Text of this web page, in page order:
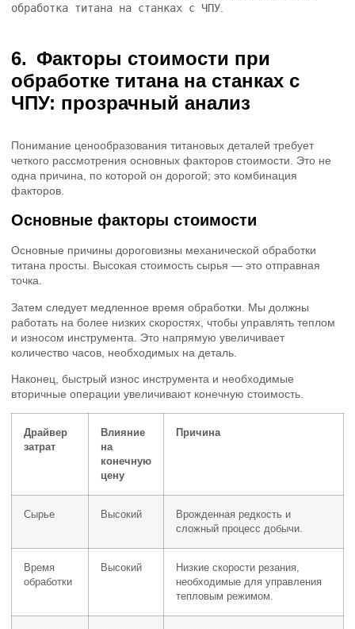
обработка титана на станках с ЧПУ
Факторы стоимости при
обработке титана на станках с
ЧПУ: прозрачный анализ
Понимание ценообразования титановых деталей требует
четкого рассмотрения основных факторов стоимости. Это не
одна причина, по которой он дорогой; это комбинация
факторов.
Основные факторы стоимости
Основные причины дороговизны механической обработки
титана просты. Высокая стоимость сырья — это отправная
точка.
Затем следует медленное время обработки. Мы должны
работать на более низких скоростях, чтобы управлять теплом
и износом инструмента. Это напрямую увеличивает
количество часов, необходимых на деталь.
Наконец, быстрый износ инструмента и необходимые
вторичные операции увеличивают конечную стоимость.
Драйвер
затрат
Влияние
на
конечную
цену
Причина
Сырье Высокий
Врожденная редкость и
сложный процесс добычи.
Время
обработки
Высокий
Низкие скорости резания,
необходимые для управления
тепловым режимом.